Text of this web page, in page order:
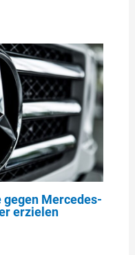
Mercedes-
erzielen